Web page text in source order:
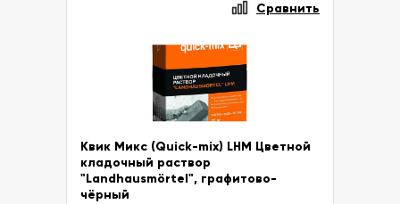
Сравнить
Квик Микс (Quick-mix) LHM Цветной
кладочный раствор
"Landhausmörtel", графитово-
чёрный